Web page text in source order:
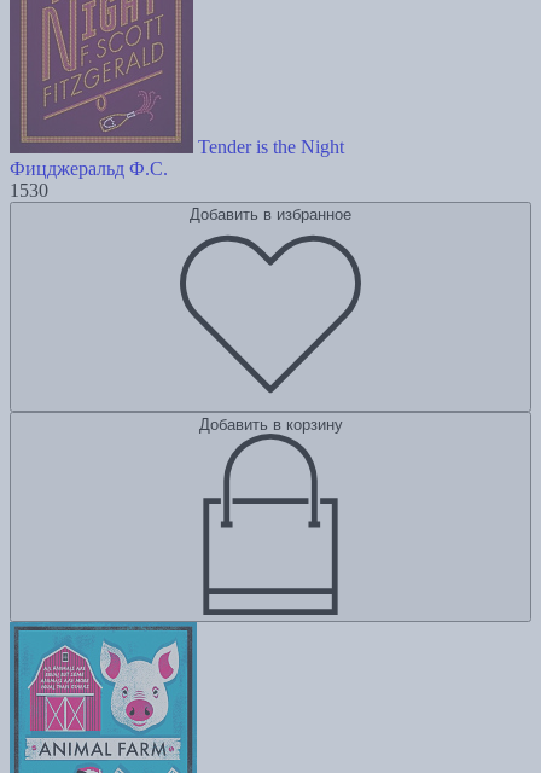
Tender is the Night
Фицджеральд Ф.С.
1530
Добавить в избранное
Добавить в корзину